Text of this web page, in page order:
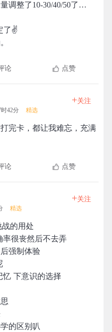
调整了10-30/40/50了…
了✌️
论 点赞
42分 精选
+关注
完卡，都让我难忘，充满
论 点赞
精选
+关注
战的用处
率很丧然后不去弄
强制体验
忆 下意识的选择
的区别叭